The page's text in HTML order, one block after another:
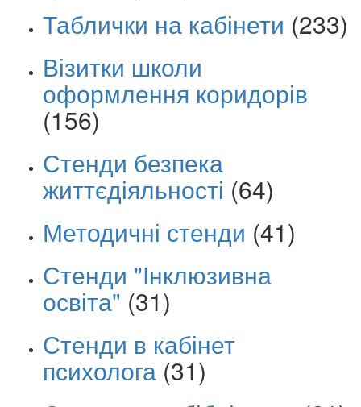
Таблички на кабінети (233)
Візитки школи
оформлення коридорів
(156)
Стенди безпека
життєдіяльності (64)
Методичні стенди (41)
Стенди "Інклюзивна
освіта" (31)
Стенди в кабінет
психолога (31)